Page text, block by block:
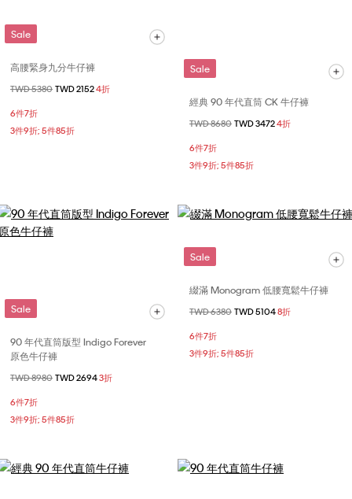
Sale
高腰緊身九分牛仔褲
價格扣減從
TWD 5380 至
TWD 21524折
6件7折
3件9折; 5件85折
Sale
經典 90 年代直筒 CK 牛仔褲
價格扣減從
TWD 8680 至
TWD 34724折
6件7折
3件9折; 5件85折
Sale
90 年代直筒版型 Indigo Forever
原色牛仔褲
價格扣減從
TWD 8980 至
TWD 26943折
6件7折
3件9折; 5件85折
Sale
綴滿 Monogram 低腰寬鬆牛仔褲
價格扣減從
TWD 6380 至
TWD 51048折
6件7折
3件9折; 5件85折